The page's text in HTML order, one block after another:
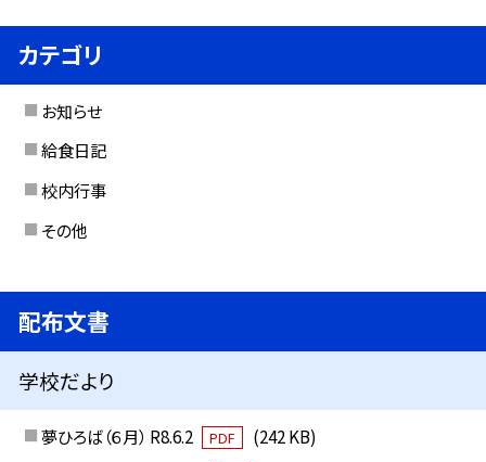
カテゴリ
お知らせ
給食日記
校内行事
その他
配布文書
学校だより
夢ひろば（６月） R8.6.2 PDF
(242 KB)